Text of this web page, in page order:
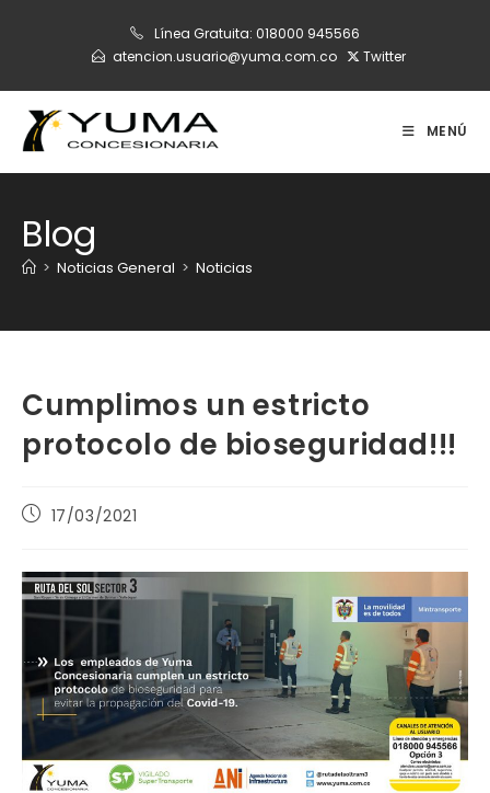
Línea Gratuita: 018000 945566
atencion.usuario@yuma.com.co
Twitter
MENÚ
Blog
> Noticias General > Noticias
Cumplimos un estricto
protocolo de bioseguridad!!!
Publicación
entrada:
17/03/2021